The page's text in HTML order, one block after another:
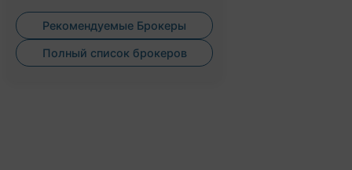
Рекомендуемые Брокеры
Полный список брокеров